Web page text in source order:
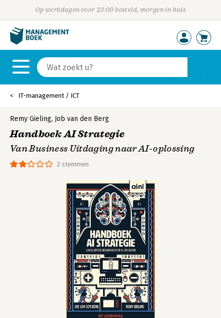
Op werkdagen voor 23:00 besteld, morgen in huis
IT-management / ICT
2 stemmen
Remy Gieling, Job van den Berg
Handboek AI Strategie
Van Business Uitdaging naar AI-oplossing